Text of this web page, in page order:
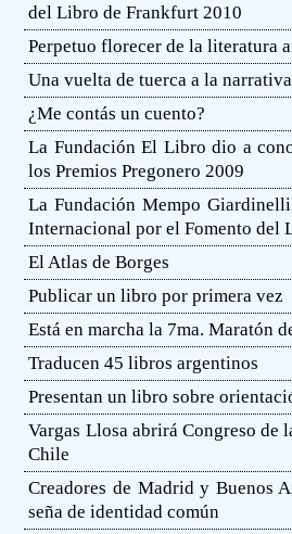
del Libro de Frankfurt 2010
Perpetuo florecer de la literatura
Una vuelta de tuerca a la
¿Me contás un cuento?
La Fundación El Libro dio a
los Premios Pregonero 2009
La Fundación Mempo
Internacional por el Fomento del
El Atlas de Borges
Publicar un libro por primera vez
Está en marcha la 7ma. Maratón
Traducen 45 libros argentinos
Presentan un libro sobre
Vargas Llosa abrirá Congreso de
Chile
Creadores de Madrid y Buenos
seña de identidad común